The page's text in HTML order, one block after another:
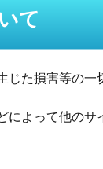
て
た損害等の一
によって他の